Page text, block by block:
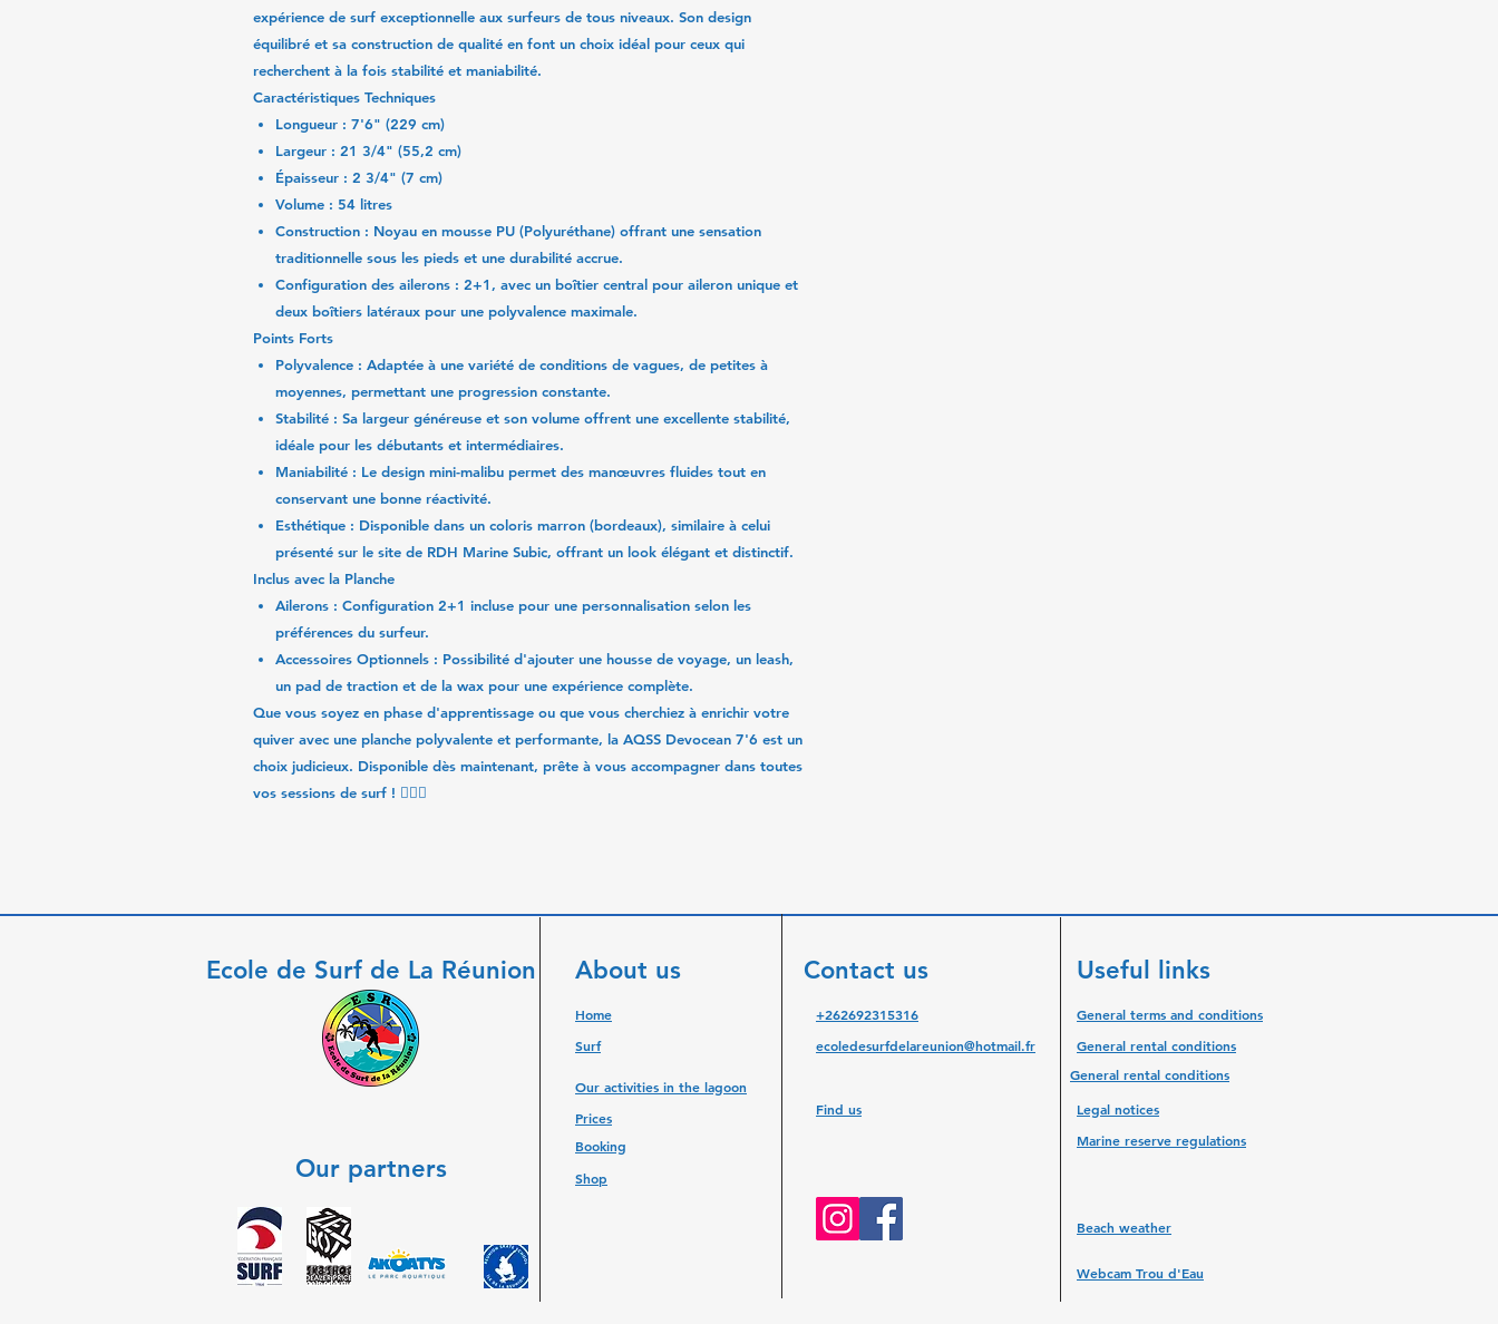
expérience de surf exceptionnelle aux surfeurs de tous niveaux. Son design
équilibré et sa construction de qualité en font un choix idéal pour ceux qui
recherchent à la fois stabilité et maniabilité.
Caractéristiques Techniques
Longueur : 7'6" (229 cm)
Largeur : 21 3/4" (55,2 cm)
Épaisseur : 2 3/4" (7 cm)
Volume : 54 litres
Construction : Noyau en mousse PU (Polyuréthane) offrant une sensation
traditionnelle sous les pieds et une durabilité accrue.
Configuration des ailerons : 2+1, avec un boîtier central pour aileron unique et
deux boîtiers latéraux pour une polyvalence maximale.
Points Forts
Polyvalence : Adaptée à une variété de conditions de vagues, de petites à
moyennes, permettant une progression constante.
Stabilité : Sa largeur généreuse et son volume offrent une excellente stabilité,
idéale pour les débutants et intermédiaires.
Maniabilité : Le design mini-malibu permet des manœuvres fluides tout en
conservant une bonne réactivité.
Esthétique : Disponible dans un coloris marron (bordeaux), similaire à celui
présenté sur le site de RDH Marine Subic, offrant un look élégant et distinctif.
Inclus avec la Planche
Ailerons : Configuration 2+1 incluse pour une personnalisation selon les
préférences du surfeur.
Accessoires Optionnels : Possibilité d'ajouter une housse de voyage, un leash,
un pad de traction et de la wax pour une expérience complète.
Que vous soyez en phase d'apprentissage ou que vous cherchiez à enrichir votre
quiver avec une planche polyvalente et performante, la AQSS Devocean 7'6 est un
choix judicieux. Disponible dès maintenant, prête à vous accompagner dans toutes
vos sessions de surf ! 🏄‍♂️🔥
Ecole de Surf de La Réunion
Our partners
About us
Home
Surf
Our activities in the lagoon
Prices
Shop
Find us
Useful links
Contact us
General terms and conditions
Legal notices
+262692315316
ecoledesurfdelareunion@hotmail.fr
Beach weather
Webcam Trou d'Eau
General rental conditions
Marine reserve regulations
Booking
General rental conditions